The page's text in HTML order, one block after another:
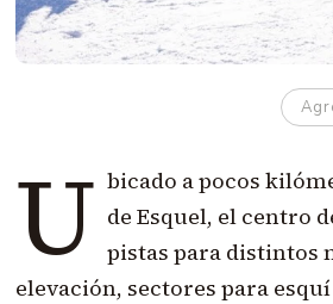
U bicado a pocos
de Esquel, el centro
pistas para distintos
elevación, sectores para